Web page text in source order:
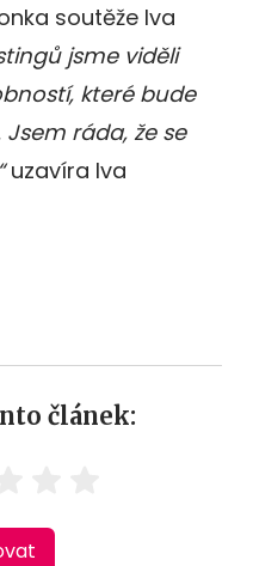
soutěže Iva
jsme viděli
které bude
ráda, že se
uzavíra Iva
článek: